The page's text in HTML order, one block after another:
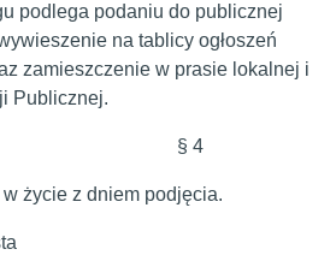
podlega podaniu do publicznej
na tablicy ogłoszeń
zamieszczenie w prasie lokalnej i
Publicznej.
4
życie z dniem podjęcia.